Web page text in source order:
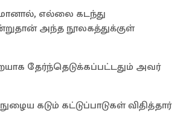
எல்லை கடந்து
அந்த நூலகத்துக்குள்
தேர்ந்தெடுக்கப்பட்டதும் அவர்
கடும் கட்டுப்பாடுகள் விதித்தார்